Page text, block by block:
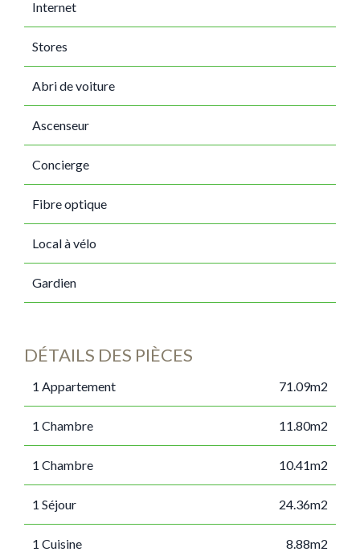
Internet
Stores
Abri de voiture
Ascenseur
Concierge
Fibre optique
Local à vélo
Gardien
DÉTAILS DES PIÈCES
1 Appartement 71.09m2
1 Chambre 11.80m2
1 Chambre 10.41m2
1 Séjour 24.36m2
1 Cuisine 8.88m2